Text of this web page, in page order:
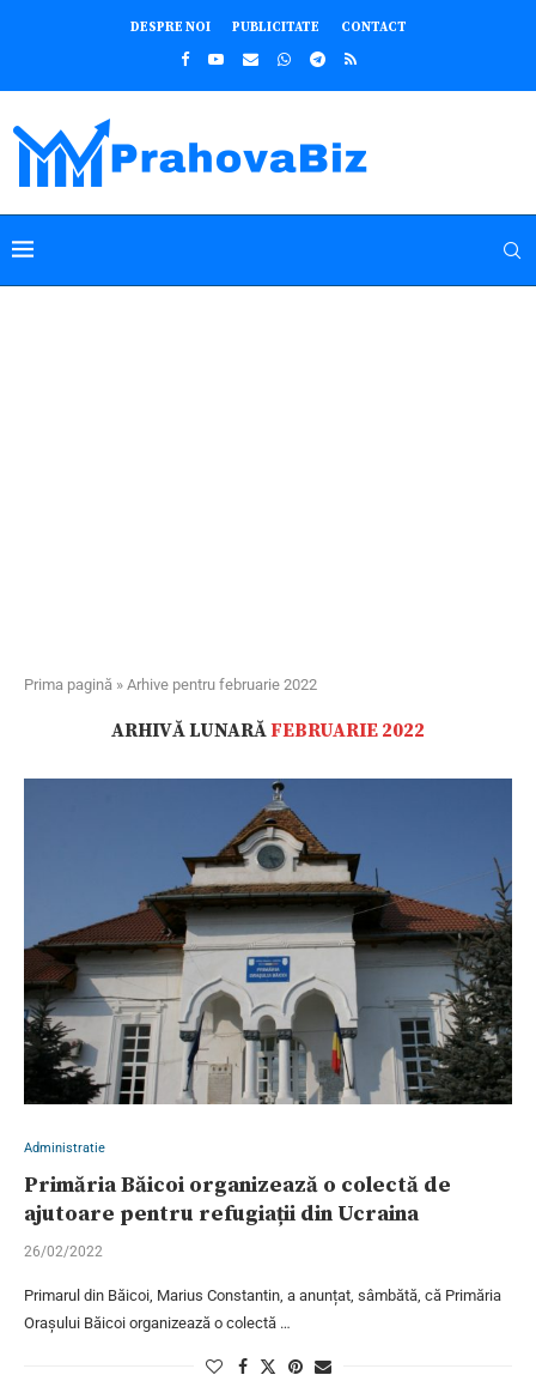
DESPRE NOI PUBLICITATE CONTACT
Prima pagină » Arhive pentru februarie 2022
ARHIVĂ LUNARĂFEBRUARIE 2022
Administratie
Primăria Băicoi organizează o colectă de
ajutoare pentru refugiații din Ucraina
26/02/2022
Primarul din Băicoi, Marius Constantin, a anunțat, sâmbătă, că Primăria
Orașului Băicoi organizează o colectă …